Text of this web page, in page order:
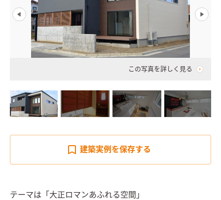
この写真を詳しく見る
建築実例を保存する
テーマは「大正ロマンあふれる空間」